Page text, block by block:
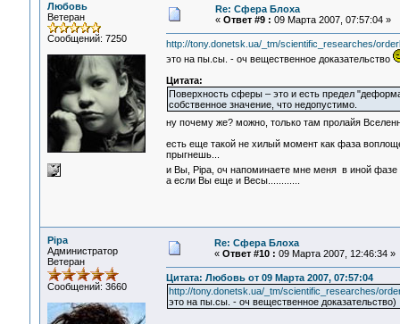
Любовь
Ветеран
Сообщений: 7250
Re: Сфера Блоха
« Ответ #9 : 09 Марта 2007, 07:57:04 »
http://tony.donetsk.ua/_tm/scientific_researches/
это на пы.сы. - оч вещественное доказательство
Цитата:
Поверхность сферы – это и есть предел
собственное значение, что недопустимо.
ну почему же? можно, только там пролайя
есть еще такой не хилый момент как фаза
прыгнешь...
и Вы, Pipa, оч напоминаете мне меня в иной
а если Вы еще и Весы............
Pipa
Администратор
Ветеран
Сообщений: 3660
Re: Сфера Блоха
« Ответ #10 : 09 Марта 2007, 12:46:34 »
Цитата: Любовь от 09 Марта 2007, 07:57:04
http://tony.donetsk.ua/_tm/scientific_researches/
это на пы.сы. - оч вещественное доказательство)